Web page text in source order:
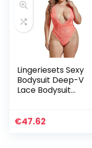
Lingeriesets Sexy
Bodysuit Deep-V
Lace Bodysuit
Bodysuit Romper
€47.62